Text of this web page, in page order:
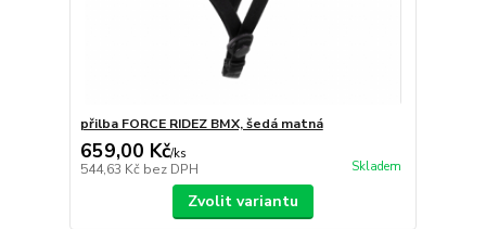
přilba FORCE RIDEZ BMX, šedá matná
659,00 Kč/ks
544,63 Kč bez DPH Skladem
Zvolit variantu